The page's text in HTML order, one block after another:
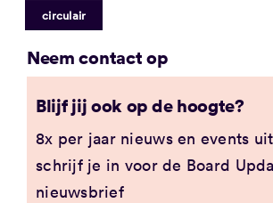
circulair
Neem contact op
Blijf jij ook op de hoogte?
8x per jaar nieuws en events
schrijf je in voor de Board
nieuwsbrief